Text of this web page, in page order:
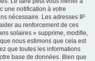
une notification à votre
nécessaire. Les adresses IP
au renforcement de ces
solaires » supprime, modifie,
nous estimons que cela est
que toutes les informations
base de données. Bien que